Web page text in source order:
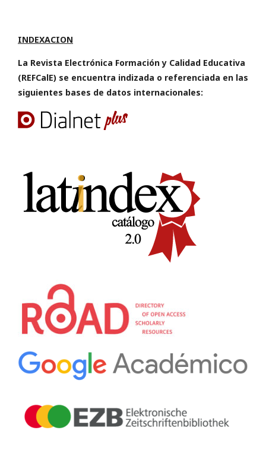
INDEXACION
La Revista Electrónica Formación y Calidad Educativa
(REFCalE) se encuentra indizada o referenciada en las
siguientes bases de datos internacionales: